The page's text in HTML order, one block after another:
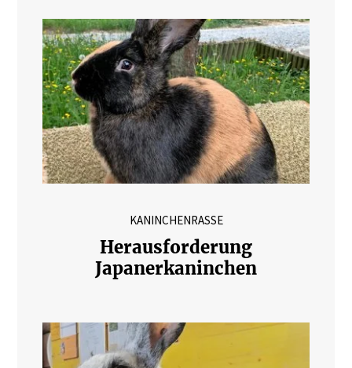
KANINCHENRASSE
Herausforderung
Japanerkaninchen